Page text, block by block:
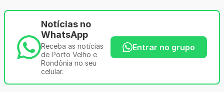
Notícias no
WhatsApp
Receba as notícias
de Porto Velho e
Rondônia no seu
celular.
Entrar no grupo